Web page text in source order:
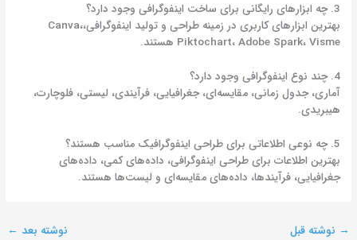
3. چه ابزارهای رایگانی برای ساخت اینفوگرافی وجود دارد؟
بهترین ابزارهای کاربری در زمینه طراحی و تولید اینفوگرافی،Canva،
Piktochart، Adobe Spark، Visme هستند.
4. چند نوع اینفوگرافی وجود دارد؟
آماری، جدول زمانی، مقایسه‌ای، جغرافیایی، فرآیندی، لیستی، فلوچارت،
هیبریدی.
5. چه نوعی اطلاعاتی برای طراحی اینفوگرافیک مناسب هستند؟
بهترین اطلاعات برای طراحی اینفوگرافی، داده‌های کمی، داده‌های
جغرافیایی، فرآیندها، داده‌های مقایسه‌ای و لیست‌ها هستند.
→ نوشته قبل نوشته بعد ←